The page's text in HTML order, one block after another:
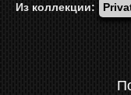
Из коллекции: